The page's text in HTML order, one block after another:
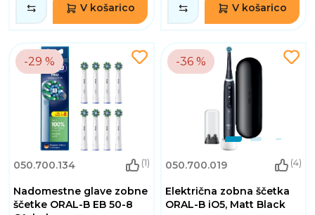
V košarico V košarico
-29 %
050.700.134 (1)
Nadomestne glave zobne
ščetke ORAL-B EB 50-8
-36 %
050.700.019 (4)
Električna zobna ščetka
ORAL-B iO5, Matt Black